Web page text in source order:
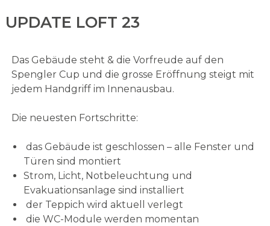
UPDATE LOFT 23
Das Gebäude steht & die Vorfreude auf den
Spengler Cup und die grosse Eröffnung steigt mit
jedem Handgriff im Innenausbau.
Die neuesten Fortschritte:
das Gebäude ist geschlossen – alle Fenster und
Türen sind montiert
Strom, Licht, Notbeleuchtung und
Evakuationsanlage sind installiert
der Teppich wird aktuell verlegt
die WC-Module werden momentan